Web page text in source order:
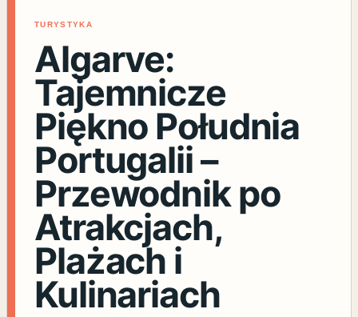
TURYSTYKA
Algarve:
Tajemnicze
Piękno Południa
Portugalii –
Przewodnik po
Atrakcjach,
Plażach i
Kulinariach